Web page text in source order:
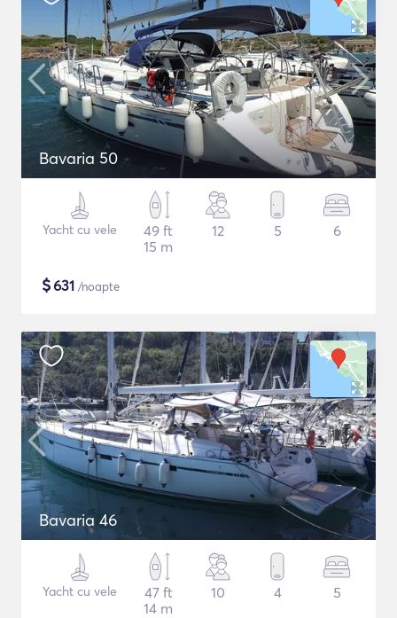
Bavaria 50
Yacht cu vele
49 ft
15 m
12 5 6
$631 /noapte
Bavaria 46
Yacht cu vele
47 ft
14 m
10 4 5